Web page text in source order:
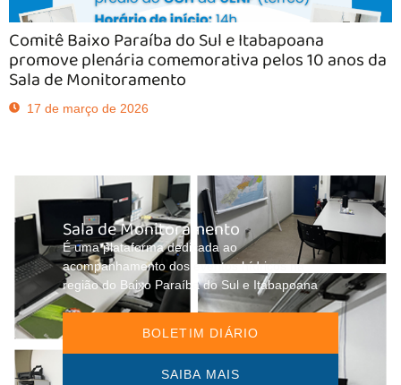
Comitê Baixo Paraíba do Sul e Itabapoana
promove plenária comemorativa pelos 10 anos da
Sala de Monitoramento
17 de março de 2026
Sala de Monitoramento
É uma plataforma dedicada ao
acompanhamento dos eventos hídricos na
região do Baixo Paraíba do Sul e Itabapoana
BOLETIM DIÁRIO
SAIBA MAIS